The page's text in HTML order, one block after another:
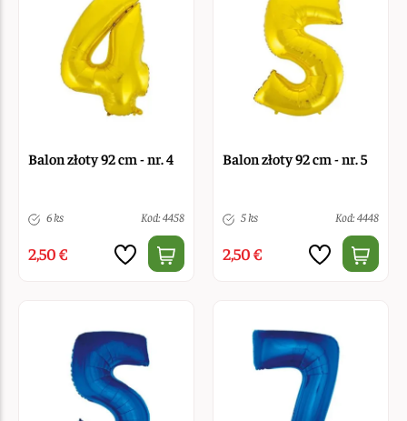
Balon złoty 92 cm - nr. 4
6 ks Kod: 4458
2,50 €
Balon złoty 92 cm - nr. 5
5 ks Kod: 4448
2,50 €